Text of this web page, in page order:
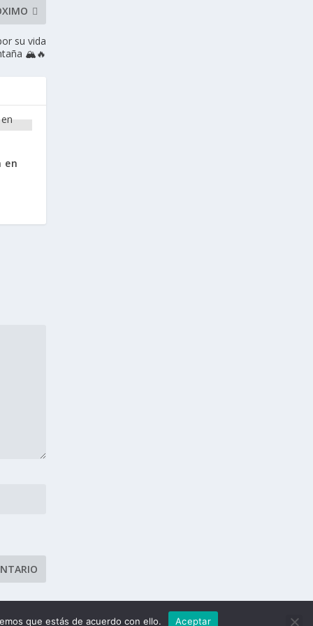
su vida
🏔️🔥
en
que estás de acuerdo con ello. Aceptar